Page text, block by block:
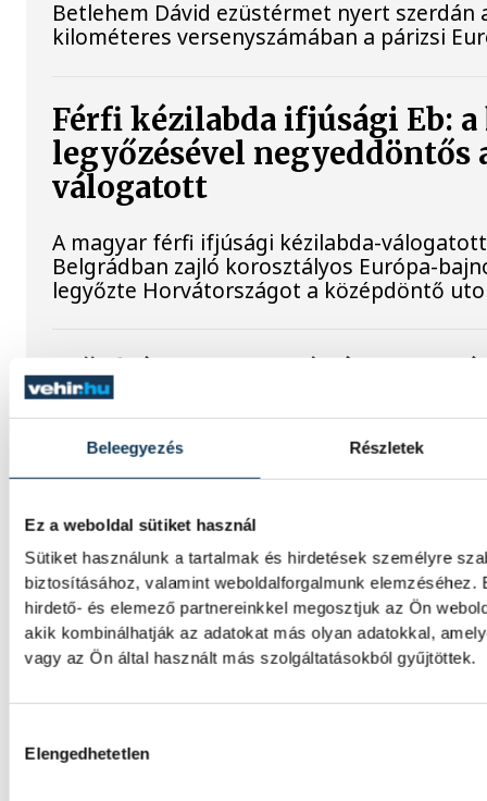
Beleegyezés Részletek
Ez a weboldal sütiket használ
Sütiket használunk a tartalmak és hirdetések személyre
biztosításához, valamint weboldalforgalmunk
hirdető- és elemező partnereinkkel megosztjuk az Ön
akik kombinálhatják az adatokat más olyan adatokkal,
vagy az Ön által használt más szolgáltatásokból gyűjtöttek.
Elengedhetetlen
Betlehem Dávid ezüstérmet nyert szerdán
kilométeres versenyszámában a párizsi
Férfi kézilabda ifjúsági Eb:
legyőzésével negyeddöntős
válogatott
A magyar férfi ifjúsági kézilabda-
Belgrádban zajló korosztályos Európa-
legyőzte Horvátországot a középdöntő
Női kézilabda ifjúsági vb:
negyeddöntős a magyar
A magyar női ifjúsági kézilabda-
romániai korosztályos világbajnokságon,
Vizes Eb: Betlehem Dávid
kilométeren
kilométeres olimpiai versenyszámában a